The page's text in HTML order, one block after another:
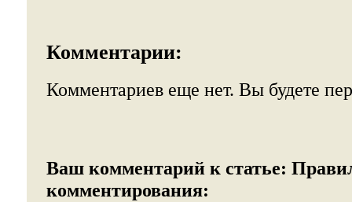
Комментарии:
Комментариев еще нет. Вы будете
Ваш комментарий к статье:
комментирования: